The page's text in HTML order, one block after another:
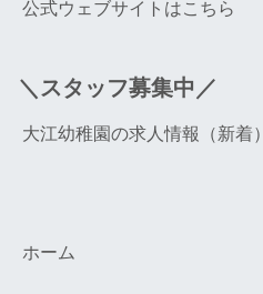
公式ウェブサイトはこちら
＼スタッフ募集中／
大江幼稚園の求人情報（新着）
ホーム